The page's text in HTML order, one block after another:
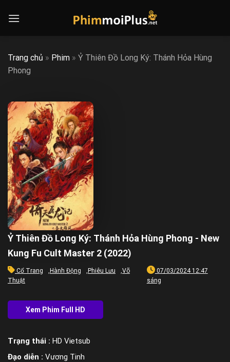
Trang chủ » Phim » Ỷ Thiên Đồ Long Ký: Thánh Hỏa Hùng
Phong
Ỷ Thiên Đồ Long Ký: Thánh Hỏa Hùng Phong - New
Kung Fu Cult Master 2 (2022)
Cổ Trang , Hành Động , Phiêu Lưu ,Võ
Thuật
07/03/2024 12:47
sáng
Trạng thái : HD Vietsub
Đạo diễn : Vương Tinh